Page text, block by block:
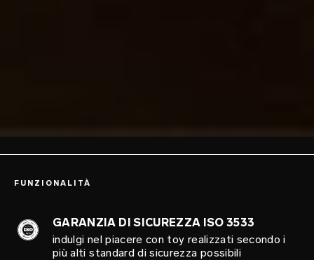
FUNZIONALITÀ
GARANZIA DI SICUREZZA ISO 3533
indulgi nel piacere con toy realizzati secondo i
più alti standard di sicurezza possibili